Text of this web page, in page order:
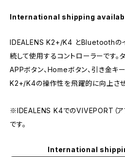
International shipping
IDEALENS K2+/K4 とBluetoothの
続して使用するコントローラーです。タ
APPボタン、Homeボタン、引き金キ
K2+/K4の操作性を飛躍的に向上させ
※IDEALENS K4でのVIVEPORT（ア
です。
International